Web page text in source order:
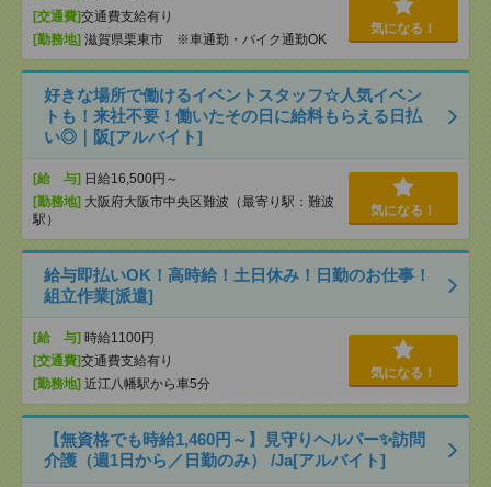
[交通費]交通費支給有り
[勤務地] 滋賀県栗東市 ※車通勤・バイク通勤OK
気になる！
好きな場所で働けるイベントスタッフ☆人気イベン
トも！来社不要！働いたその日に給料もらえる日払
い◎｜阪[アルバイト]
[給 与] 日給16,500円～
[勤務地] 大阪府大阪市中央区難波（最寄り駅：難波
駅）
気になる！
給与即払いOK！高時給！土日休み！日勤のお仕事！
組立作業[派遣]
[給 与] 時給1100円
[交通費]交通費支給有り
[勤務地] 近江八幡駅から車5分
気になる！
【無資格でも時給1,460円～】見守りヘルパー✨訪問
介護（週1日から／日勤のみ） /Ja[アルバイト]